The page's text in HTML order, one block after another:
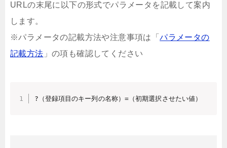
URLの末尾に以下の形式でパラメータを記載して案内
します。
※パラメータの記載方法や注意事項は「パラメータの
記載方法 」の項も確認してください
?（登録項目のキー列の名称）=（初期選択させたい値）